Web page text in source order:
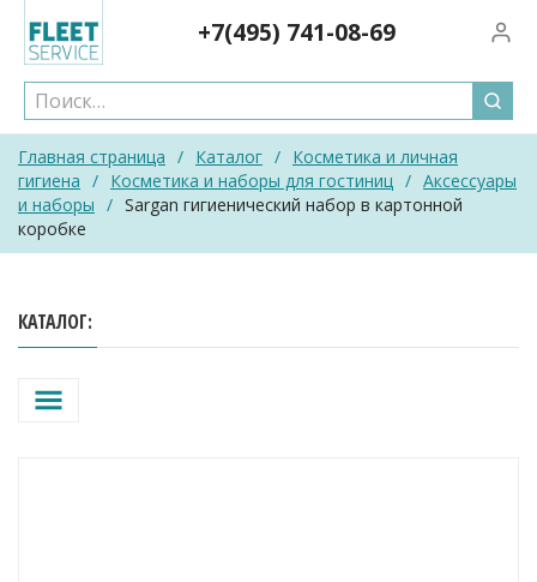
content
+7(495) 741-08-69
Главная страница / Каталог / Косметика и личная
гигиена / Косметика и наборы для гостиниц / Аксессуары
и наборы / Sargan гигиенический набор в картонной
коробке
КАТАЛОГ